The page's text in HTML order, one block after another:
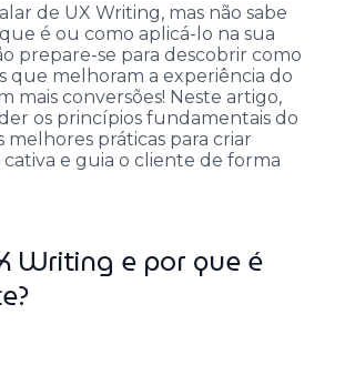
de UX Writing, mas não sabe
é ou como aplicá-lo na sua
prepare-se para descobrir como
que melhoram a experiência do
mais conversões! Neste artigo,
os princípios fundamentais do
melhores práticas para criar
e guia o cliente de forma
Writing e por que é